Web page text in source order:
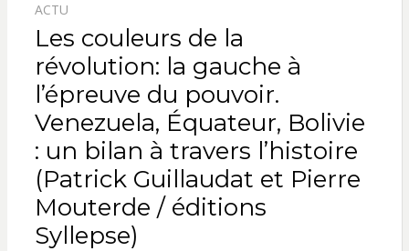
ACTU
Les couleurs de la
révolution: la gauche à
l’épreuve du pouvoir.
Venezuela, Équateur, Bolivie
: un bilan à travers l’histoire
(Patrick Guillaudat et Pierre
Mouterde / éditions
Syllepse)